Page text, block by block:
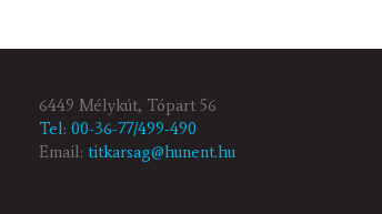
6449 Mélykút, Tópart 56
Tel: 00-36-77/499-490
Email: titkarsag@hunent.hu